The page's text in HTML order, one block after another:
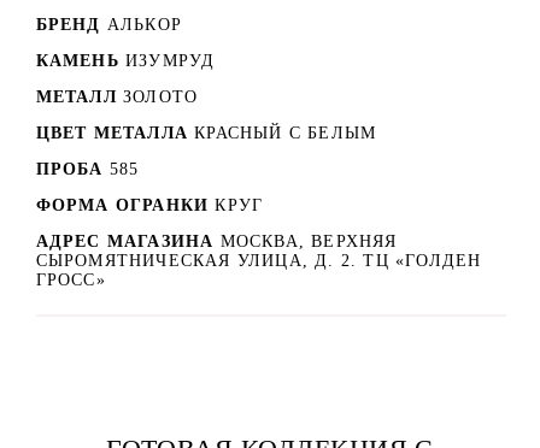
БРЕНД АЛЬКОР
КАМЕНЬ ИЗУМРУД
МЕТАЛЛ ЗОЛОТО
ЦВЕТ МЕТАЛЛА КРАСНЫЙ C БЕЛЫМ
ПРОБА 585
ФОРМА ОГРАНКИ КРУГ
АДРЕС МАГАЗИНА МОСКВА, ВЕРХНЯЯ
СЫРОМЯТНИЧЕСКАЯ УЛИЦА, Д. 2. ТЦ «ГОЛДЕН
ГРОСС»